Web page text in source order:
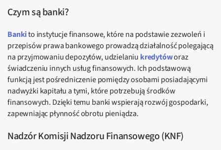
Czym są banki?
Bankito instytucje finansowe, które na podstawie zezwoleń i
przepisów prawa bankowego prowadzą działalność polegającą
na przyjmowaniu depozytów, udzielaniu kredytóworaz
świadczeniu innych usług finansowych. Ich podstawową
funkcją jest pośredniczenie pomiędzy osobami posiadającymi
nadwyżki kapitału a tymi, które potrzebują środków
finansowych. Dzięki temu banki wspierają rozwój gospodarki,
zapewniając płynność obrotu pieniądza.
Nadzór Komisji Nadzoru Finansowego (KNF)